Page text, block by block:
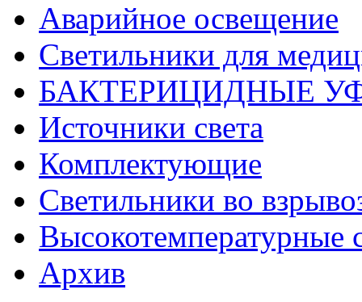
Аварийное освещение
Светильники для
БАКТЕРИЦИДНЫЕ
Источники света
Комплектующие
Светильники во
Высокотемпературные
Архив